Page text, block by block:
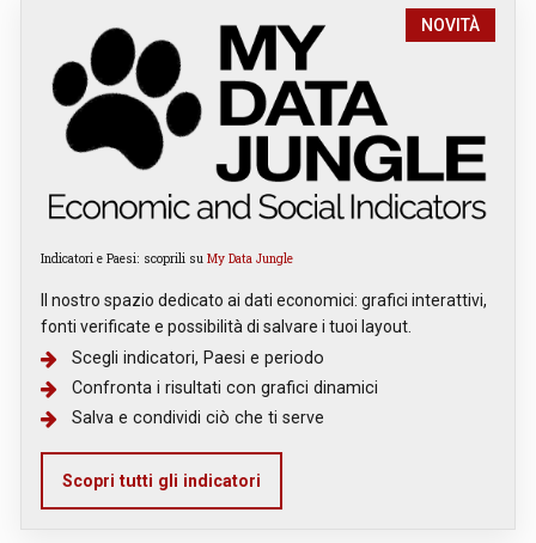
NOVITÀ
Indicatori e Paesi: scoprili su My Data Jungle
Il nostro spazio dedicato ai dati economici: grafici interattivi,
fonti verificate e possibilità di salvare i tuoi layout.
Scegli indicatori, Paesi e periodo
Confronta i risultati con grafici dinamici
Salva e condividi ciò che ti serve
Scopri tutti gli indicatori